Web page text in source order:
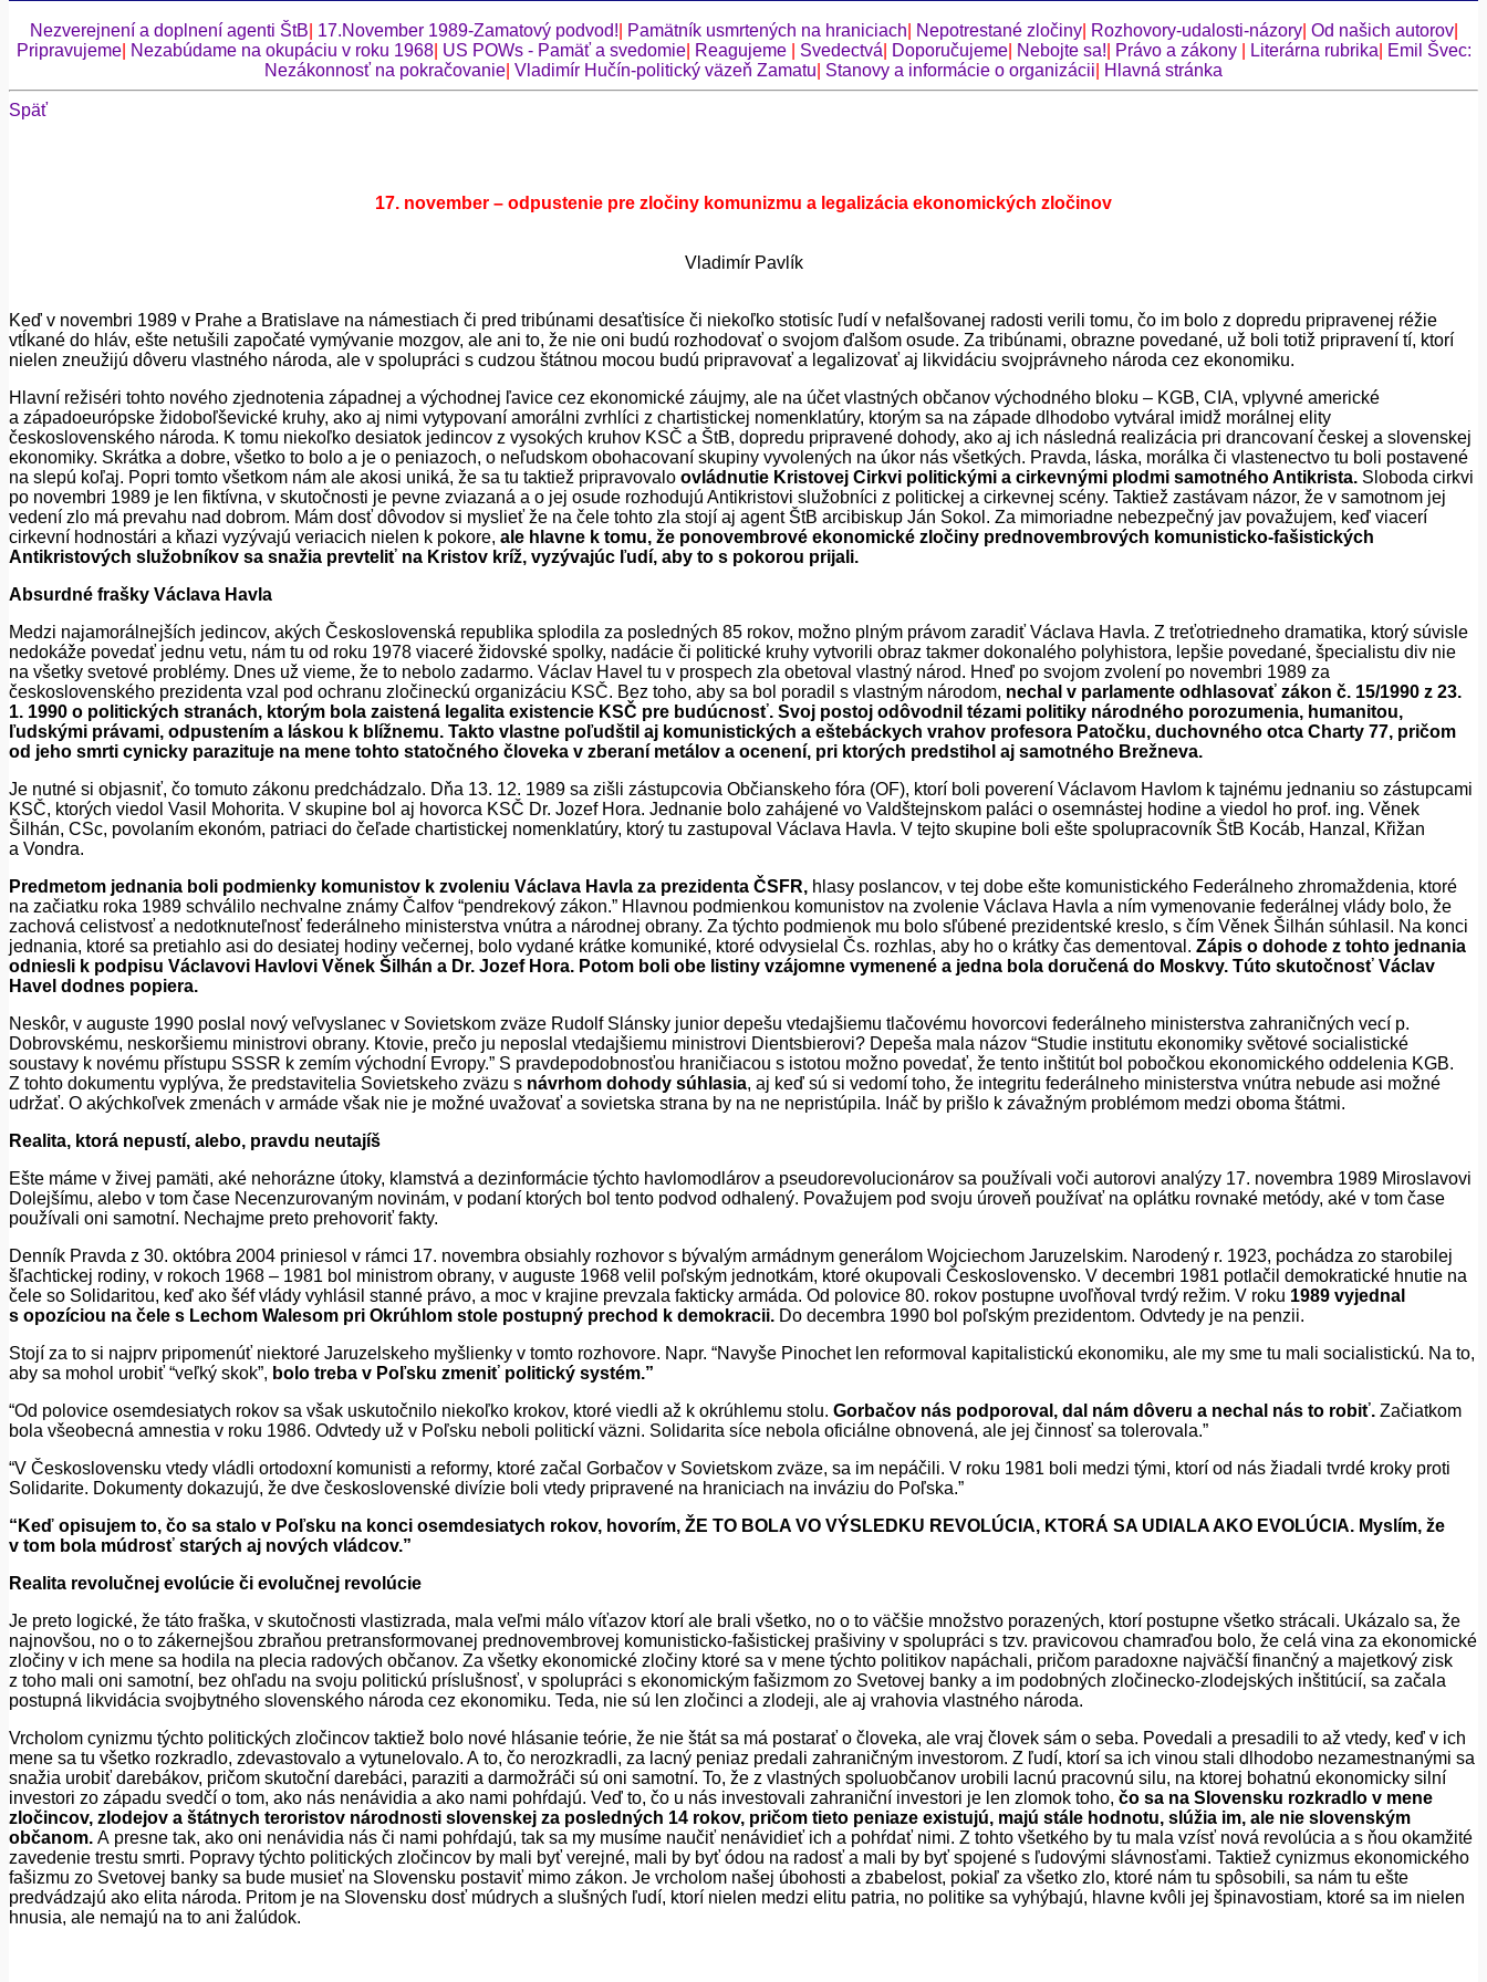
Nezverejnení a doplnení agenti ŠtB 17.November 1989-Zamatový podvod! Pamätník usmrtených na hraniciach Nepotrestané zločiny| Rozhovory-udalosti-názory| Od našich autorov|
Pripravujeme| Nezabúdame na okupáciu v roku 1968| US POWs - Pamäť a svedomie| Reagujeme Svedectvá Doporučujeme| Nebojte sa! Právo a zákony| Literárna rubrika
Emil Švec:
Nezákonnosť na pokračovanie Vladimír Hučín-politický väzeň Zamatu Stanovy a informácie o organizácii Hlavná stránka
Späť
17. november – odpustenie pre zločiny komunizmu a legalizácia ekonomických zločinov
Vladimír Pavlík
Keď v novembri 1989 v Prahe a Bratislave na námestiach či pred tribúnami desaťtisíce či niekoľko stotisíc ľudí v nefalšovanej radosti verili tomu, čo im bolo z dopredu pripravenej réžie
vtĺkané do hláv, ešte netušili započaté vymývanie mozgov, ale ani to, že nie oni budú rozhodovať o svojom ďalšom osude. Za tribúnami, obrazne povedané, už boli totiž pripravení tí, ktorí
nielen zneužijú dôveru vlastného národa, al e v spolupráci s cudzou štátnou mocou budú pripravovať a legalizovať aj likvidáciu svojprávneho národa cez ekonomiku.
Hlavní režiséri tohto nového zjednotenia západnej a východnej ľavice cez ekonomické záujmy, ale na účet vlastných občanov východného bloku – KGB, CIA, vplyvné americké
a západoeurópske židoboľševické kruhy, ako aj nimi vytypovaní amorálni zvrhlíci z chartistickej nomenklatúry, ktorým sa na západe dlhodobo vytváral imidž morálnej elity
československého národa. K tomu niekoľko desiatok jedincov z vysokých kruhov KSČ a ŠtB, dopredu pripravené dohody, ako aj ich následná realizácia pri drancovaní českej a slovenskej
ekonomiky. Skrátka a dobre, všetko to bolo a je o peniazoch, o neľudskom obohacovaní skupiny vyvolených na úkor nás všetkých. Pravda, láska, morálka či vlastenectvo tu boli postavené
na slepú koľaj. Popri tomto všetkom nám ale akosi uniká, že sa tu taktiež pripravovalo ovládnutie Kristovej Cirkvi politickými a cirkevnými plodmi samotného Antikrista. Sloboda cirkvi
po novembri 1989 je len fiktívna, v skutočnosti je pevne zviazaná a o jej osude rozhodujú Antikristovi služobníci z politickej a cirkevnej scény. Taktiež zastávam názor, že v samotnom jej
vedení zlo má prevahu nad dobrom. Mám dosť dôvodov si myslieť že na čele tohto z la stojí aj agent ŠtB arcibiskup Ján Sokol. Za mimoriadne nebezpečný jav považujem, keď viacerí
cirkevní hodnostári a kňazi vyzývajú veriacich nielen k pokore, ale hlavne k tomu, že ponovembrové ekonomické zločiny prednovembrových komunisticko-fašistických
Antikristových služobníkov sa snažia prevteliť na Kristov kríž, vyzývajúc ľudí, aby to s pokorou prijali.
Absurdné frašky Václava Havla
Medzi najamorálnejších jedincov, akých Československá republika splodila za posledných 85 rokov, možno plným právom zaradiť Václava Havla. Z treťotriedneho dramatika, ktorý súvisle
nedokáže povedať jednu vetu, nám tu od roku 1978 viaceré židovské spolky, nadácie či politické kruhy vytvorili obraz takmer dokonalého polyhistora, lepšie povedané, špecialistu div nie
na všetky svetové problémy. Dnes už vieme, že to nebolo zadarmo. Václav Havel tu v prospech zla obetoval vlastný národ. Hneď po svojom zvolení po novembri 1989 za
československého prezidenta vzal pod ochranu zločineckú organizáciu KSČ. Bez toho, aby sa bol poradil s vlastným národom, nechal v parlamente odhlasovať zákon č. 15/1990 z 23.
1. 1990 o politických stranách, ktorým bola zaistená legalita existencie KSČ pre budúcnosť. Svoj postoj odôvodnil tézami politiky národného porozumenia, humanitou,
ľudskými právami, odpustením a láskou k blížnemu. Takto vlastne poľudštil aj komunistických a eštebáckych vrahov profesora Patočku, duchovného otca Charty 77, pričom
od jeho smrti cynicky parazituje na mene tohto statočného človeka v zberaní metálov a ocenení, pri ktorých predstihol aj samotného Brežneva.
Je nutné si objasniť, čo tomuto zákonu predchádzalo. Dňa 13. 12. 1989 sa zišli zástupcovia Občianskeho fóra (OF), ktorí boli poverení Václavom Havlom k tajnému jednaniu so zástupcami
KSČ, ktorých viedol Vasil Mohorita. V skupine bol aj hovorca KSČ Dr. Jozef Hora. Jednanie bolo zahájené vo Valdštejnskom paláci o osemnástej hodine a viedol ho prof. ing. Věnek
Šilhán, CSc, povolaním ekonóm, patriaci do čeľade chartistickej nomenklatúry, ktorý tu zastupova Václava Havla. V tejto skupine boli ešte spolupracovník ŠtB Kocáb, Hanzal, Křižan
a Vondra.
Predmetom jednania boli podmienky komunistov k zvoleniu Václava Havla za prezidenta ČSFR, hlasy poslancov, v tej dobe ešte komunistického Federálneho zhromaždenia, ktoré
na začiatku roka 1989 schválilo nechvalne známy Čalfov “pendrekový zákon.” Hlavnou podmienkou komunistov na zvolenie Václava Havla a ním vymenovanie federálnej vlády bolo, že
zachová celistvosť a nedotknuteľnosť federálneho ministerstva vnútra a národnej obrany. Za týchto podmienok mu bolo sľúbené prezidentské kreslo, s čím Věnek Šilhán súhlasil. Na konci
jednania, ktoré sa pretiahlo asi do desiatej hodiny večernej, bolo vydané krátke komuniké, ktoré odvysielal Čs. rozhlas, aby ho o krátky čas dementoval. Zápis o dohode z tohto jednania
odniesli k podpisu Václavovi Havlovi Věnek Šilhán a Dr. Jozef Hora. Potom boli obe listiny vzájomne vymenené a jedna bola doručená do Moskvy. Túto skutočnosť Václav
Havel dodnes popiera.
Neskôr, v auguste 1990 poslal nový veľvyslanec v Sovietskom zväze Rudolf Slánsky junior depešu vtedajšiemu tlačovému hovorcovi federálneho ministerstva zahraničných vecí p.
Dobrovskému, neskoršiemu ministrovi obrany. Ktovie, prečo ju neposlal vtedajšiemu ministrovi Dientsbierovi? Depeša mala názov “Studie institutu ekonomiky světové socialistické
soustavy k novému přístupu SSSR k zemím východní Evropy.” S pravdepodobnosťou hraničiacou s istotou možno povedať, že tento inštitút bol pobočkou ekonomického oddelenia KGB.
Z tohto dokumentu vyplýva, že predstavitelia Sovietskeho zväzu s návrhom dohody súhlasia, aj keď sú si vedomí toho, že integritu federálneho ministerstva vnútra nebude asi možné
udržať. O akýchkoľvek zmenách v armáde však nie je možné uvažovať a sovietska strana by na ne nepristúpila. Ináč by prišlo k závažným problémom medzi oboma štátmi.
Realita, ktorá nepustí, alebo, pravdu neutajíš
Ešte máme v živej pamäti, aké nehorázne útoky, klamstvá a dezinformácie týchto havlomodlárov a pseudorevolucionárov sa používali voči autorovi analýzy 17. novembra 1989 Miroslavovi
Dolejšímu, alebo v tom čase Necenzurovaným novinám, v podaní ktorých bol tento podvod odhalený. Považujem pod svoju úroveň používať na oplátku rovnaké metódy, aké v tom čase
používali oni samotní. Nechajme preto prehovoriť fakty.
Denník Pravda z 30. októbra 2004 priniesol v rámci 17. novembra obsiahly rozhovor s bývalým armádnym generálom Wojciechom Jaruzelskim. Narodený r. 1923, pochádza zo starobilej
šľachtickej rodiny, v rokoch 1968 – 1981 bol ministrom obrany, v auguste 1968 velil poľským jednotkám, ktoré okupovali Československo. V decembri 1981 potlačil demokratické hnutie na
čele so Solidaritou, keď ako šéf vlády vyhlásil stanné právo, a moc v krajine prevzala fakticky armáda. Od polovice 80. rokov postupne uvoľňoval tvrdý režim. V roku 1989 vyjednal
s opozíciou na čele s Lechom Walesom pri Okrúhlom stole postupný prechod k demokracii. Do decembra 1990 bol poľským prezidentom. Odvtedy je na penzii.
Stojí za to si najprv pripomenúť niektoré Jaruzelskeho myšlienky v tomto rozhovore. Napr. “Navyše Pinochet len reformoval kapitalistickú ekonomiku, ale my sme tu mali socialistickú. Na to,
aby sa mohol urobiť “veľký skok”, bolo treba v Poľsku zmeniť politický systém.”
“Od polovice osemdesiatych rokov sa však uskutočnilo niekoľko krokov, ktoré viedli až k okrúhlemu stolu. Gorbačov nás podporoval, dal nám dôveru a nechal nás to robiť. Začiatkom
bola všeobecná amnestia v roku 1986. Odvtedy už v Poľsku neboli politickí väzni. Solidarita síce nebola oficiálne obnovená, ale jej činnosť sa tolerovala.”
“V Československu vtedy vládli ortodoxní komunisti a reformy, ktoré začal Gorbačov v Sovietskom zväze, sa im nepáčili. V roku 1981 boli medzi tými, ktorí od nás žiadali tvrdé kroky proti
Solidarite. Dokumenty dokazujú, že dve československé divízie boli vtedy pripravené na hraniciach na inváziu do Poľska.”
“Keď opisujem to, čo sa stalo v Poľsku na konci osemdesiatych rokov, hovorím, ŽE TO BOLA VO VÝSLEDKU REVOLÚCIA, KTORÁ SA UDIALA AKO EVOLÚCIA. Myslím, že
v tom bola múdrosť starých aj nových vládcov.”
Realita revolučnej evolúcie či evolučnej revolúcie
Je preto logické, že táto fraška, v skutočnosti vlastizrada, mala veľmi málo víťazov ktorí ale brali všetko, no o to väčšie množstvo porazených, ktorí postupne všetko strácali. Ukázalo sa, že
najnovšou, no o to zákernejšou zbraňou pretransformovanej prednovembrovej komunisticko-fašistickej prašiviny v spolupráci s tzv. pravicovou chamraďou bo lo, že celá vina za ekonomické
zločiny v ich mene sa hodila na plecia radových občanov. Za všetky ekonomické zločiny ktoré sa v mene týchto politikov napáchali, pričom paradoxne najväčší finančný a majetkový zisk
z toho mali oni samotní, bez ohľadu na svoju politickú príslušnosť, v spolupráci s ekonomickým fašizmom zo Svetovej banky a im podobných zločinecko-zlodejských inštitúcií, sa začala
postupná likvidácia svojbytného slovenského národa cez ekonomiku. Teda, nie sú len zločinci a zlodeji, ale aj vrahovia vlastného národa.
Vrcholom cynizmu týchto politických zločincov taktiež bolo nové hlásanie teórie, že nie štát sa má postarať o človeka, ale vraj človek sám o seba. Povedali a presadili to až vtedy, keď v ich
mene sa tu všetko rozkradlo, zdevastovalo a vytunelovalo. A to, čo nerozkradli, za lacný peniaz predali zahraničným investorom. Z ľudí, ktorí sa ich vinou stali dlhodobo nezamestnanými sa
snažia urobiť darebákov, pričom skutoční darebáci, paraziti a darmožráči sú oni samotní. To, že z vl astných spoluobčanov urobili lacnú pracovnú silu, na ktorej bohatnú ekonomicky silní
investori zo západu svedčí o tom, ako nás nenávidia a ako nami pohŕdajú. Veď to, čo u nás investovali zahraniční investori je len zlomok toho, čo sa na Slovensku rozkradlo v mene
zločincov, zlodejov a štátnych teroristov národnosti slovenskej za posledných 14 rokov, pričom tieto peniaze existujú, majú stále hodnotu, slúžia im, ale nie slovenským
občanom. A presne tak, ako oni nenávidia nás či nami pohŕdajú, tak sa my musíme naučiť nenávidieť ich a pohŕdať nimi. Z tohto všetkého by tu mala vzísť nová revolúcia a s ňou okamžité
zavedenie trestu smrti. Popravy týchto politických zločincov by mali byť verejné, mali by byť ódou na radosť a mali by byť spojené s ľudovými slávnosťami. Taktiež cynizmus ekonomického
fašizmu zo Svetovej banky sa bude musieť na Slovensku postaviť mimo zákon. Je vrcholom našej úbohosti a zbabelost, pokiaľ za všetko zlo, ktoré nám tu spôsobili, sa nám tu ešte
predvádzajú ako elita národa. Pritom je na Slovensku dosť múdrych a slušných ľudí, ktorí nielen medzi elitu patria, no politike sa vyhýbajú, hlavne kvôli jej špinavostiam, ktoré sa im nielen
hnusia, ale nemajú na to ani žalúdok.